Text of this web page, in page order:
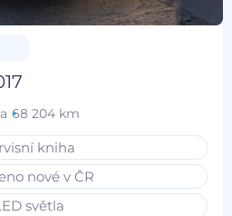
68 204 km
kniha
nové v ČR
světla